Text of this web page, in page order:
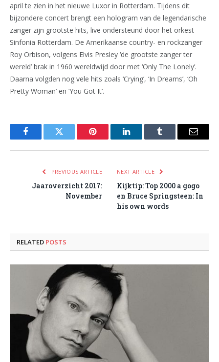
april te zien in het nieuwe Luxor in Rotterdam. Tijdens dit
bijzondere concert brengt een hologram van de legendarische
zanger zijn grootste hits, live ondersteund door het orkest
Sinfonia Rotterdam. De Amerikaanse country- en rockzanger
Roy Orbison, volgens Elvis Presley ‘de grootste zanger ter
wereld’ brak in 1960 wereldwijd door met ‘Only The Lonely’.
Daarna volgden nog vele hits zoals ‘Crying’, ‘In Dreams’, ‘Oh
Pretty Woman’ en ‘You Got It’.
FacebookTwitter Pinterest LinkedInTumblr Email
PREVIOUS ARTICLE
Jaaroverzicht 2017:
November
NEXT ARTICLE
Kijktip: Top 2000 a gogo
en Bruce Springsteen: In
his own words
RELATED POSTS